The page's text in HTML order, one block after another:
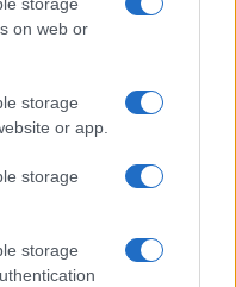
on web or
storage
or app.
storage
storage
6/2020 - RG N. 1338/2020
ALL’ANSO (ASSOCIAZIONE
ONLINE)